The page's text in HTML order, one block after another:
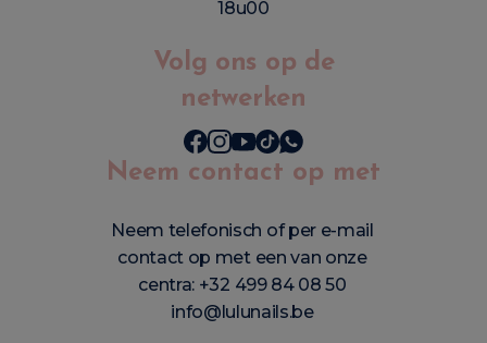
18u00
Volg ons op de
netwerken
Neem contact op met
Neem telefonisch of per e-mail
contact op met een van onze
centra: +32 499 84 08 50
info@lulunails.be